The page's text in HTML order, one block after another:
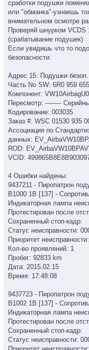
сработки подушки
или "обманка"-узнаешь
внимательном осмотре
Проверяй шнурком VCDS
(срабатывание подушек)
Если увидишь что то
безопасности:
Адрес 15: Подушки
Часть No SW: 6R0 959
Компонент:
Пересмотр: --------
Кодирование: 003035
Заказ #: WSC 01530 935
Ассоциация по
данных:
ROD:
VCID:
4 Ошибки найдены:
9437211 - Пиропатрон
B1000 1B [137] -
Индикаторная лампа
Протестирован после
Сохраненный стоп-кадр:
Статус неисправности:
Приоритет
Кол-во проявлений: 1
Пробег: 92833 km
Дата: 2015.02.15
Время: 17:48:08
9437723 - Пиропатрон
B1002 1B [137] -
Индикаторная лампа
Протестирован после
Сохраненный стоп-кадр:
Статус неисправности: